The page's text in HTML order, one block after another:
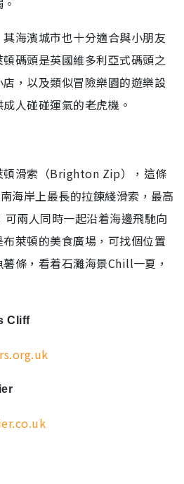
海濱城市也十分適合與小朋友
碼頭是英國維多利亞式碼頭之
，以及類似冒險樂園的遊樂設
人碰碰運氣的老虎機。
頓滑索（Brighton Zip），這條
海岸上最長的拉鍊綫滑索，最高
兩人同時一起沿着海邊飛馳向
萊頓的美食廣場，可找個位置
條，看着石灘海景Chill一夏，
Cliff